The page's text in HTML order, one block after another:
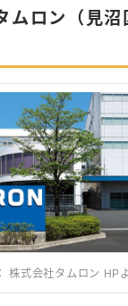
ムロン（見沼
株式会社タムロン HP
アドレスを入力
をクリックする
ます。
リンクをクリック